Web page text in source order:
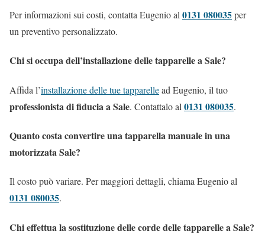
Per informazioni sui costi, contatta Eugenio al 0131 080035per
un preventivo personalizzato.
Chi si occupa dell’installazione delle tapparelle a Sale?
Affida l’installazione delle tue tapparellead Eugenio, il tuo
professionista di fiducia a Sale. Contattalo al 0131 080035.
Quanto costa convertire una tapparella manuale in una
motorizzata Sale?
Il costo può variare. Per maggiori dettagli, chiama Eugenio al
0131 080035.
Chi effettua la sostituzione delle corde delle tapparelle a Sale?